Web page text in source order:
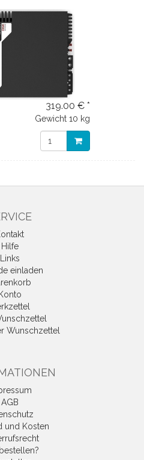
319.00 € *
Gewicht 10 kg
Hilfe
Links
einladen
Konto
Wunschzettel
AGB
und Kosten